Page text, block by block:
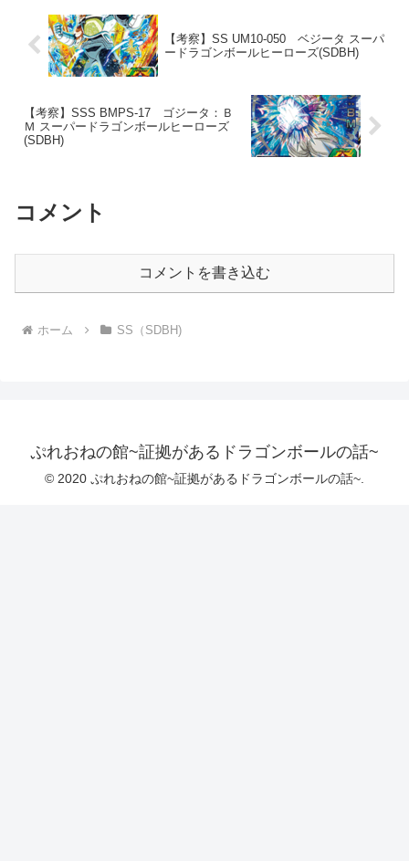
【考察】SS UM10-050 ベジータ スーパ
ードラゴンボールヒーローズ(SDBH)
【考察】SSS BMPS-17 ゴジータ：Ｂ
Ｍ スーパードラゴンボールヒーローズ
(SDBH)
コメント
コメントを書き込む
ホーム SS（SDBH)
ぷれおねの館~証拠があるドラゴンボールの話~
© 2020 ぷれおねの館~証拠があるドラゴンボールの話~.